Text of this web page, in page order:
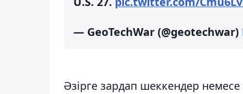
— GeoTechWar (@geotechwar)
Әзірге зардап шеккендер